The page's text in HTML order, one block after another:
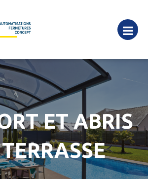
ET ABRIS